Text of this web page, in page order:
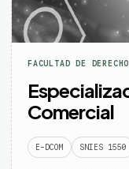
FACULTAD DE DERECHO
Comercial
E-DCOM SNIES 1550